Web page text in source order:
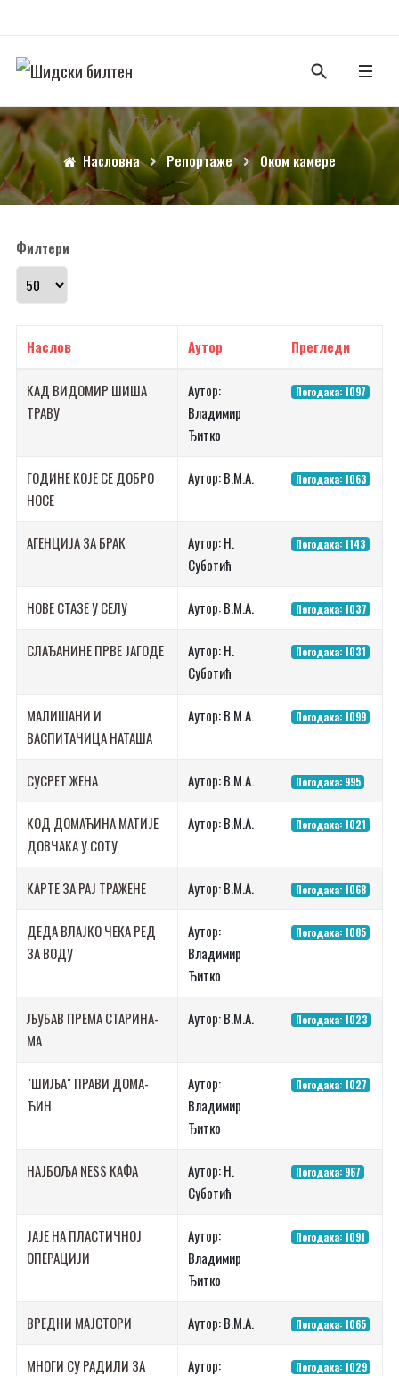
Насловна Репортаже Оком камере
Филтери
Прикажи број
Наслов Аутор Прегледи
КАД ВИДОМИР ШИША
ТРАВУ
Аутор:
Владимир
Ђитко
Погодака: 1097
ГОДИНЕ КОЈЕ СЕ ДОБРО
НОСЕ
Аутор: В.М.А. Погодака: 1063
АГЕНЦИЈА ЗА БРАК
Аутор: Н.
Суботић
Погодака: 1143
НОВЕ СТАЗЕ У СЕЛУ Аутор: В.М.А. Погодака: 1037
СЛАЂАНИНЕ ПРВЕ ЈАГОДЕ
Аутор: Н.
Суботић
Погодака: 1031
МАЛИШАНИ И
ВАСПИТАЧИЦА НАТАША
Аутор: В.М.А. Погодака: 1099
СУСРЕТ ЖЕНА Аутор: В.М.А. Погодака: 995
КОД ДОМАЋИНА МАТИЈЕ
ДОВЧАКА У СОТУ
Аутор: В.М.А. Погодака: 1021
КАРТЕ ЗА РАЈ ТРАЖЕНЕ Аутор: В.М.А. Погодака: 1068
ДЕ­ДА ВЛАЈ­КО ЧЕ­КА РЕД
ЗА ВО­ДУ
Аутор:
Владимир
Ђитко
Погодака: 1085
ЉУ­БАВ ПРЕ­МА СТА­РИ­НА­
МА
Аутор: В.М.А. Погодака: 1023
"ШИ­ЉА" ПРА­ВИ ДО­МА­
ЋИН
Аутор:
Владимир
Ђитко
Погодака: 1027
НАЈ­БО­ЉА NESS КА­ФА
Аутор: Н.
Суботић
Погодака: 967
ЈА­ЈЕ НА ПЛА­СТИЧ­НОЈ
ОПЕ­РА­ЦИ­ЈИ
Аутор:
Владимир
Ђитко
Погодака: 1091
ВРЕД­НИ МАЈ­СТО­РИ Аутор: В.М.А. Погодака: 1065
МНО­ГИ СУ РА­ДИ­ЛИ ЗА
Аутор:
Погодака: 1029